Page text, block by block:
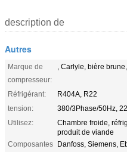
description de
Autres
Marque de
compresseur:
, Carlyle, bière
Réfrigérant:
R404A, R22
tension:
380/3Phase/50Hz,
Utilisez:
Chambre froide,
produit de viande
Composantes Danfoss, Siemens,